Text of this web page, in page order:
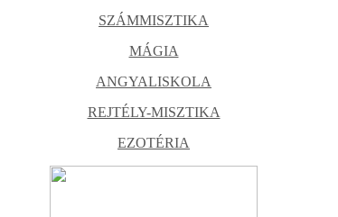
SZÁMMISZTIKA
MÁGIA
ANGYALISKOLA
REJTÉLY-MISZTIKA
EZOTÉRIA